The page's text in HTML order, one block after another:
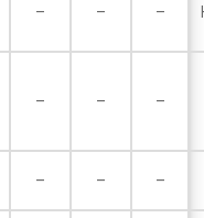
– – –
– – –
– – –